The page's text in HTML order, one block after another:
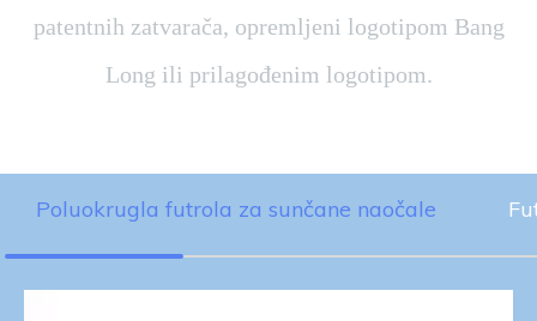
patentnih zatvarača, opremljeni logotipom Bang
Long ili prilagođenim logotipom.
Poluokrugla futrola za sunčane naočale​​​​​​